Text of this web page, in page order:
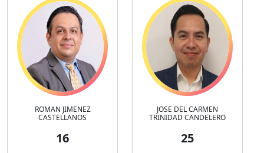
ROMAN JIMENEZ
CASTELLANOS
16
JOSE DEL CARMEN
TRINIDAD CANDELERO
25